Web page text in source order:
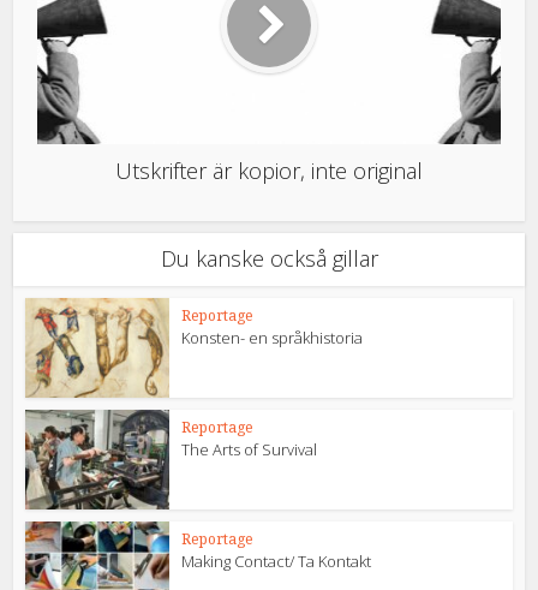
Utskrifter är kopior, inte original
Du kanske också gillar
Reportage
Konsten- en språkhistoria
Reportage
The Arts of Survival
Reportage
Making Contact/ Ta Kontakt